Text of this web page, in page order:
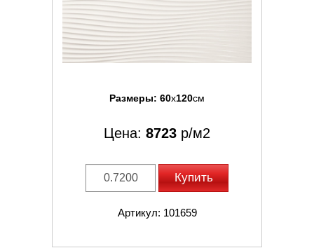
Размеры: 60x120см
Цена: 8723 р/м2
Купить
Артикул: 101659